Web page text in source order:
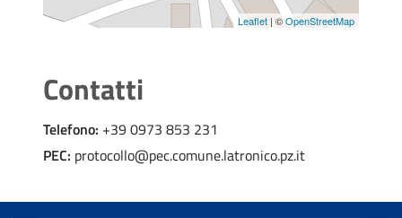
Leaflet | ©OpenStreetMap
Contatti
Telefono: +39 0973 853 231
PEC: protocollo@pec.comune.latronico.pz.it